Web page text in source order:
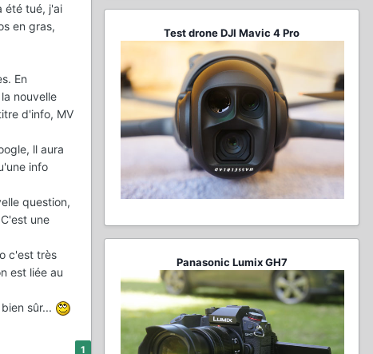
été tué, j'ai
en gras,
En
nouvelle
d'info, MV
ll aura
info
question,
une
c'est très
est liée au
sûr...
1
Test drone DJI Mavic 4 Pro
Panasonic Lumix GH7